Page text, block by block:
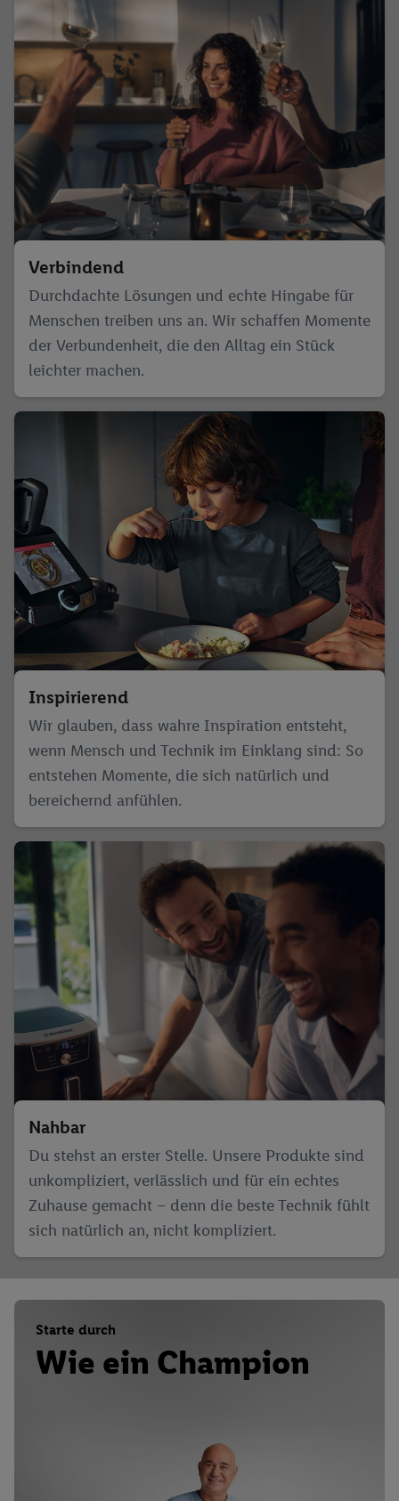
Verbindend
Durchdachte Lösungen und echte Hingabe für
Menschen treiben uns an. Wir schaffen Momente
der Verbundenheit, die den Alltag ein Stück
leichter machen.
Inspirierend
Wir glauben, dass wahre Inspiration entsteht,
wenn Mensch und Technik im Einklang sind: So
entstehen Momente, die sich natürlich und
bereichernd anfühlen.
Nahbar
Du stehst an erster Stelle. Unsere Produkte sind
unkompliziert, verlässlich und für ein echtes
Zuhause gemacht – denn die beste Technik fühlt
sich natürlich an, nicht kompliziert.
Starte durch
Wie ein Champion